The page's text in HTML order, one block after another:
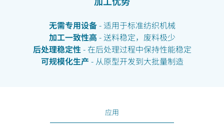
无需专用设备- 适用于标准纺织机械
加工一致性高 - 送料稳定，废料极少
后处理稳定性 - 在后处理过程中保持性能稳定
可规模化生产 - 从原型开发到大批量制造
应用